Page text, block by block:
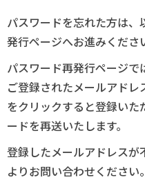
パスワードを忘れた方は
発行ページへお進みくださ
パスワード再発行ページで
ご登録されたメールアド
をクリックすると登録い
ードを再送いたします。
登録したメールアドレス
よりお問い合わせください。